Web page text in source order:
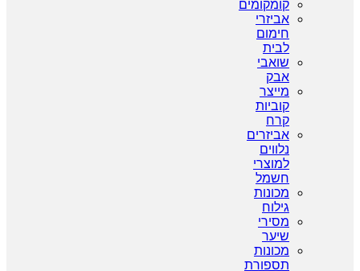
קומקומים
אביזרי
חימום
לבית
שואבי
אבק
מייצר
קוביות
קרח
אביזרים
נלווים
למוצרי
חשמל
מכונות
גילוח
מסירי
שיער
מכונות
תספורת